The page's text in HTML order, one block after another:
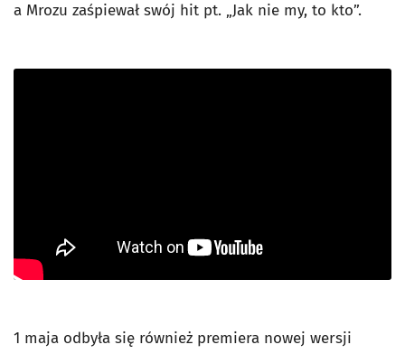
a Mrozu zaśpiewał swój hit pt. „Jak nie my, to kto”.
1 maja odbyła się również premiera nowej wersji